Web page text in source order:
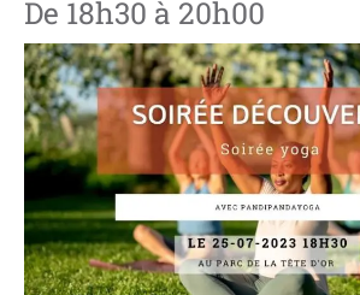
De 18h30 à 20h00